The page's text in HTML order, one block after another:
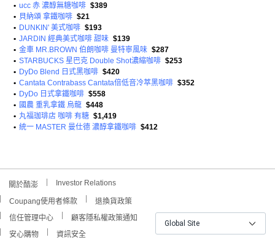
• ucc 赤 濃醇無糖咖啡 $389
• 貝納頌 拿鐵咖啡 $21
• DUNKIN' 美式咖啡 $193
• JARDIN 經典美式咖啡 甜味 $139
• 金車 MR.BROWN 伯朗咖啡 曼特寧風味 $287
• STARBUCKS 星巴克 Double Shot濃縮咖啡 $253
• DyDo Blend 日式黑咖啡 $420
• Cantata Contrabass Cantata倍低音冷萃黑咖啡 $352
• DyDo 日式拿鐵咖啡 $558
• 國農 重乳拿鐵 烏龍 $448
• 丸福珈琲店 咖啡 有糖 $1,419
• 統一 MASTER 曼仕德 濃醇拿鐵咖啡 $412
關於酷澎 Investor Relations
Coupang使用者條款
退換貨政策
信任管理中心
顧客隱私權政策通知
安心購物
資訊安全
Global Site